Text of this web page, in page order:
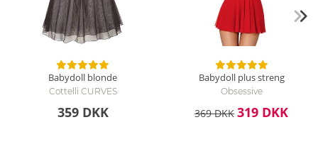
Babydoll blonde
Cottelli CURVES
359 DKK
Babydoll plus streng
Obsessive
369 DKK 319 DKK